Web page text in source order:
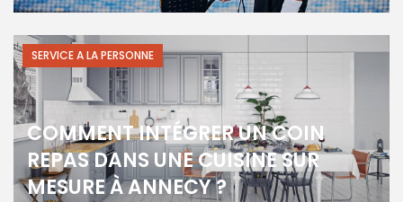
COMMENT INTÉGRER UN COIN
REPAS DANS UNE CUISINE SUR
MESURE À ANNECY ?
SERVICE A LA PERSONNE